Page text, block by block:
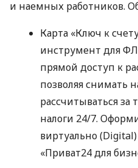
и наемных работников.
Карта «Ключ к
инструмент для
прямой доступ к
позволяя снимать
рассчитываться за
налоги 24/7.
виртуально
«Приват24 для